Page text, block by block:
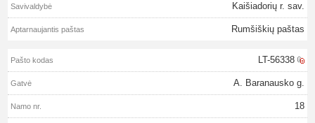
Kaišiadorių r. sav.
Rumšiškių paštas
LT-56338
A. Baranausko g.
18